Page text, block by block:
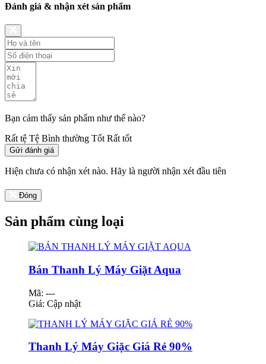
Đánh giá & nhận xét sản phẩm
Bạn cảm thấy sản phẩm như thế nào?
Rất tệ Tệ Bình thường Tốt Rất tốt
Gửi đánh giá
Hiện chưa có nhận xét nào. Hãy là người nhận xét đầu tiên
Đóng
Sản phẩm cùng loại
Bán Thanh Lý Máy Giặt Aqua
Mã: ---
Giá: Cập nhật
Thanh Lý Máy Giặc Giá Rẻ 90%